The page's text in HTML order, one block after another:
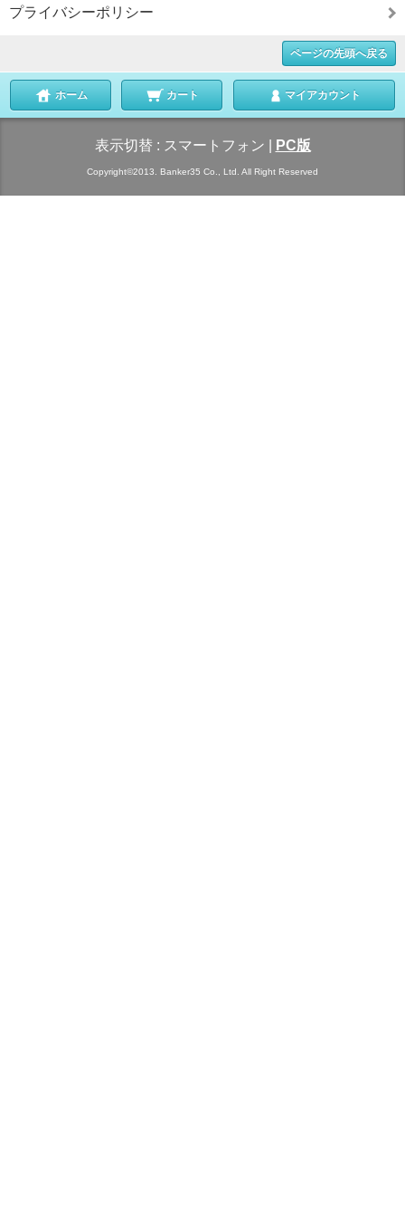
プライバシーポリシー
ページの先頭へ戻る
ホーム カート マイアカウント
表示切替 : スマートフォン PC版
Copyright©2013. Banker35 Co., Ltd. All Right Reserved